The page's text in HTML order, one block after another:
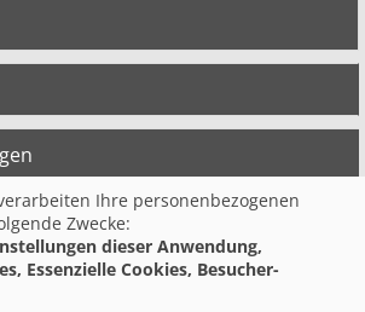
der Vereinten Dienst­
(ver.di) in
Ihre personenbezogenen
Zwecke:
dieser Anwendung,
Essenzielle Cookies, Besucher-